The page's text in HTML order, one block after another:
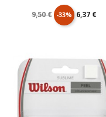
Prix
9,50 € -33% Prix
6,37 €